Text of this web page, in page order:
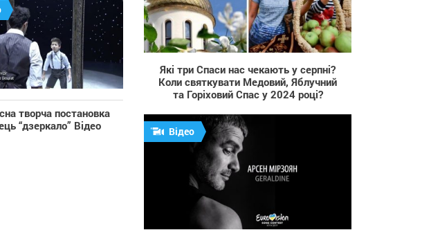
творча постановка
“дзеркало” Відео
554
Які три Спаси нас чекають у серпні?
Коли святкувати Медовий, Яблучний
та Горіховий Спас у 2024 році?
Відео